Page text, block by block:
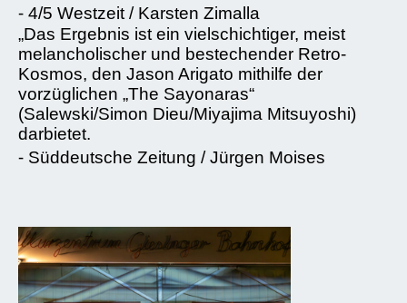
⁃ 4/5 Westzeit / Karsten Zimalla
„Das Ergebnis ist ein vielschichtiger, meist
melancholischer und bestechender Retro-
Kosmos, den Jason Arigato mithilfe der
vorzüglichen „The Sayonaras“
(Salewski/Simon Dieu/Miyajima Mitsuyoshi)
darbietet.
⁃ Süddeutsche Zeitung / Jürgen Moises